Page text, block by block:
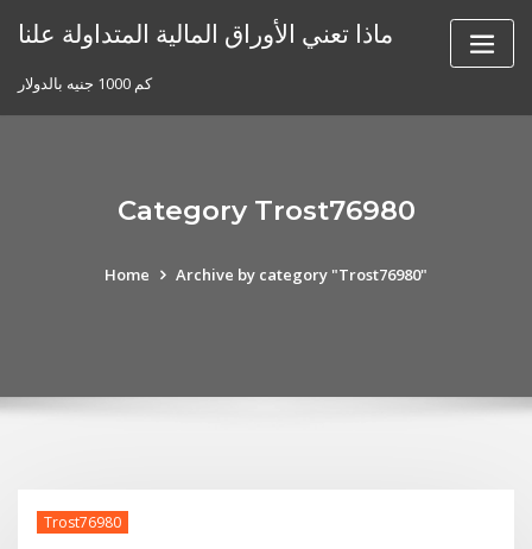
ماذا تعني الأوراق المالية المتداولة علنا
كم 1000 جنيه بالدولار
Category Trost76980
Home Archive by category "Trost76980"
Trost76980